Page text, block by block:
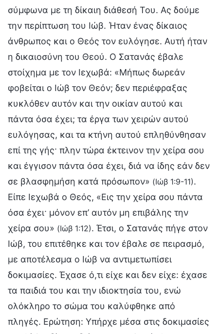
σύμφωνα με τη δίκαιη διάθεσή Του. Ας δούμε
την περίπτωση του Ιώβ. Ήταν ένας δίκαιος
άνθρωπος και ο Θεός τον ευλόγησε. Αυτή ήταν
η δικαιοσύνη του Θεού. Ο Σατανάς έβαλε
στοίχημα με τον Ιεχωβά: «Μήπως δωρεάν
φοβείται ο Ιώβ τον Θεόν; δεν περιέφραξας
κυκλόθεν αυτόν και την οικίαν αυτού και
πάντα όσα έχει; τα έργα των χειρών αυτού
ευλόγησας, και τα κτήνη αυτού επληθύνθησαν
επί της γής· πλην τώρα έκτεινον την χείρα σου
και έγγισον πάντα όσα έχει, διά να ίδης εάν δεν
σε βλασφημήση κατά πρόσωπον» (Ιώβ 1:9-11).
Είπε Ιεχωβά ο Θεός, «Εις την χείρα σου πάντα
όσα έχει· μόνον επ’ αυτόν μη επιβάλης την
χείρα σου» (Ιώβ 1:12). Έτσι, ο Σατανάς πήγε στον
Ιώβ, του επιτέθηκε και τον έβαλε σε πειρασμό,
με αποτέλεσμα ο Ιώβ να αντιμετωπίσει
δοκιμασίες. Έχασε ό,τι είχε και δεν είχε: έχασε
τα παιδιά του και την ιδιοκτησία του, ενώ
ολόκληρο το σώμα του καλύφθηκε από
πληγές. Ερώτηση: Υπήρχε μέσα στις δοκιμασίες